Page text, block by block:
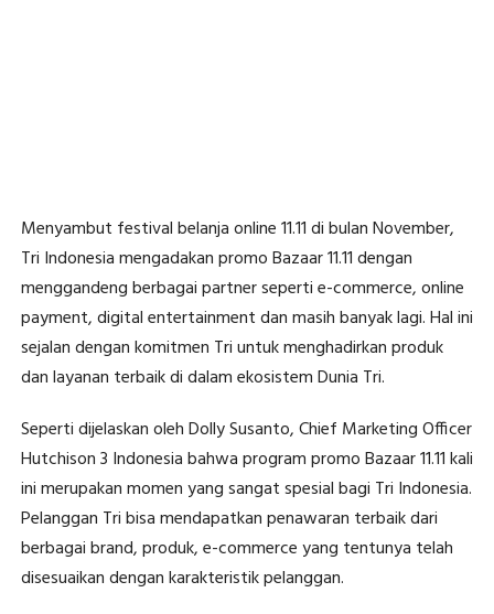
Menyambut festival belanja online 11.11 di bulan November,
Tri Indonesia mengadakan promo Bazaar 11.11 dengan
menggandeng berbagai partner seperti e-commerce, online
payment, digital entertainment dan masih banyak lagi. Hal ini
sejalan dengan komitmen Tri untuk menghadirkan produk
dan layanan terbaik di dalam ekosistem Dunia Tri.
Seperti dijelaskan oleh Dolly Susanto, Chief Marketing Officer
Hutchison 3 Indonesia bahwa program promo Bazaar 11.11 kali
ini merupakan momen yang sangat spesial bagi Tri Indonesia.
Pelanggan Tri bisa mendapatkan penawaran terbaik dari
berbagai brand, produk, e-commerce yang tentunya telah
disesuaikan dengan karakteristik pelanggan.